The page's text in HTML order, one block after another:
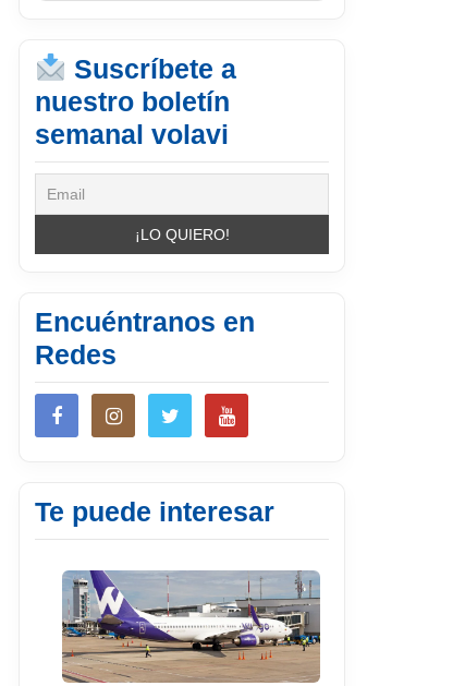
Suscríbete a
nuestro boletín
semanal volavi
Encuéntranos en
Redes
Te puede interesar